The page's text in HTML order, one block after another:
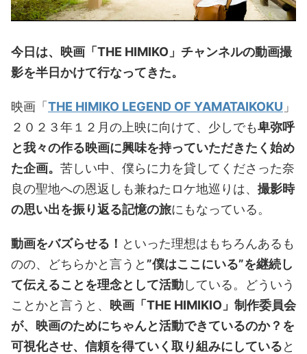
今日は、映画「THE HIMIKO」チャンネルの動画撮
影を半日かけて行なってきた。
映画「THE HIMIKO LEGEND OF YAMATAIKOKU 」
２０２３年１２月の上映に向けて、少しでも卑弥呼
と我々の作る映画に興味を持っていただきたく始め
た企画。 苦しい中、僕らに力を貸してくださった奈
良の聖地への恩返しも兼ねたロケ地巡りは、 撮影時
の思い出を振り返る記憶の旅にもなっている。
動画をバズらせる！ といった理想はもちろんあるも
のの、どちらかと言うと”僕はここにいる”を継続し
て伝えることを理念として活動している。どういう
ことかと言うと、 映画「THE HIMIKIO」制作委員会
が、映画のためにちゃんと活動できているのか？を
可視化させ、信頼を得ていく取り組みにしていると